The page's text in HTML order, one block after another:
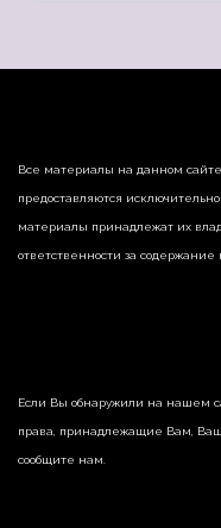
Все материалы на данном сайте
предоставляются
материалы принадлежат их
ответственности за
Если Вы обнаружили на нашем
права, принадлежащие Вам,
сообщите нам.